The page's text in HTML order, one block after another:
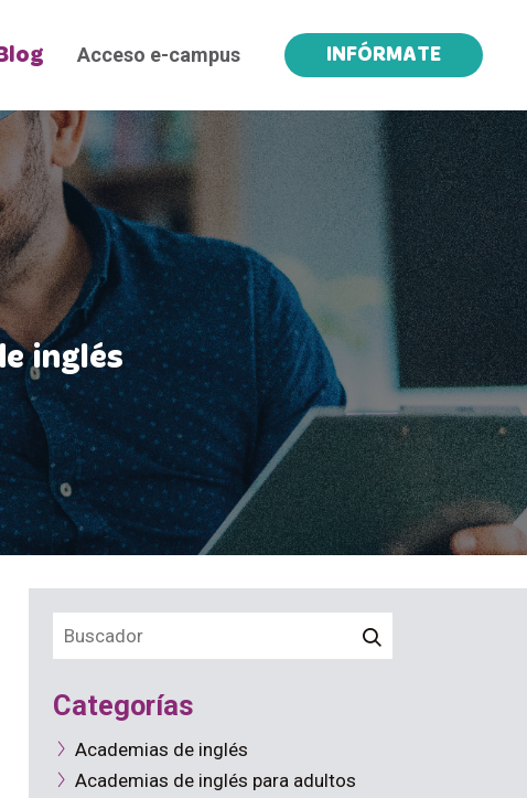
Acceso e-campus INFÓRMATE
inglés
Categorías
Academias de inglés
Academias de inglés para adultos